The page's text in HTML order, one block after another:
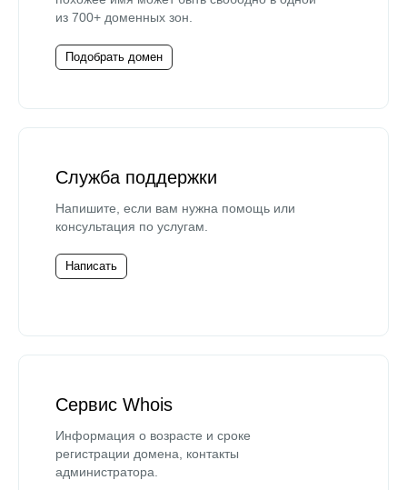
из 700+ доменных зон.
Подобрать домен
Служба поддержки
Напишите, если вам нужна помощь или
консультация по услугам.
Написать
Сервис Whois
Информация о возрасте и сроке
регистрации домена, контакты
администратора.